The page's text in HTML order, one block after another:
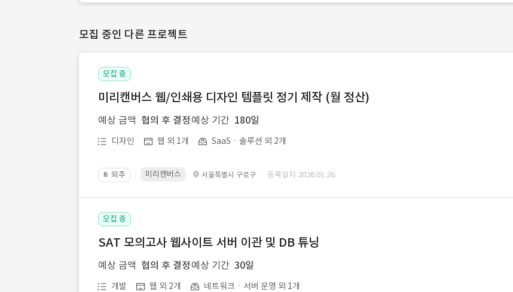
모집 중인 다른 프로젝트
모집 중
미리캔버스 웹/인쇄용 디자인 템플릿 정기 제작 (월 정산)
예상 금액 협의 후 결정 예상 기간 180일
디자인 웹 외 1개 SaaSㆍ솔루션 외 2개
📔 외주 미리캔버스 서울특별시 구로구 · 등록일자 2026.01.26.
모집 중
SAT 모의고사 웹사이트 서버 이관 및 DB 튜닝
예상 금액 협의 후 결정 예상 기간 30일
개발 웹 외 2개 네트워크ㆍ서버 운영 외 1개